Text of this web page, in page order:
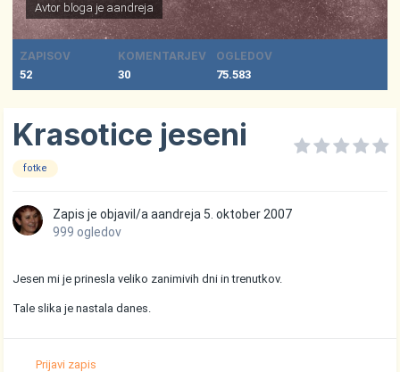
Avtor bloga je aandreja
ZAPISOV
52
KOMENTARJEV
30
OGLEDOV
75.583
Krasotice jeseni
fotke
Zapis je objavil/aaandreja 5. oktober 2007
999 ogledov
Jesen mi je prinesla veliko zanimivih dni in trenutkov.
Tale slika je nastala danes.
Prijavi zapis